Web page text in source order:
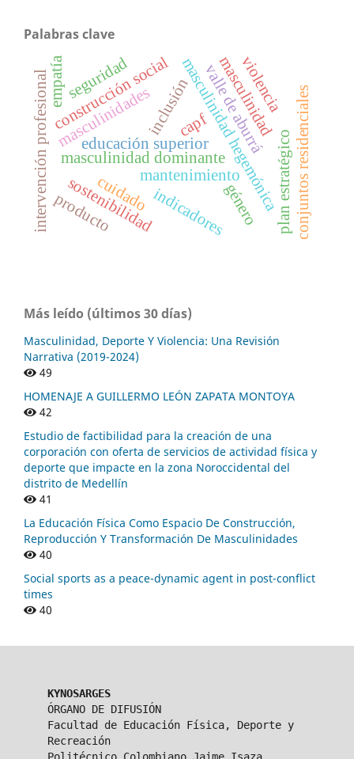
Palabras clave
educación superiormasculinidad hegemónicaplan estratégicoconjuntos residenciales
valle de aburrá
cuidadomantenimiento
masculinidades
construcción social
masculinidad dominante
sostenibilidad género
masculinidad
inclusión violencia
intervención profesional indicadores
seguridad
empatía
producto
capf
Más leído (últimos 30 días)
Masculinidad, Deporte Y Violencia: Una Revisión
Narrativa (2019-2024)
49
HOMENAJE A GUILLERMO LEÓN ZAPATA MONTOYA
42
Estudio de factibilidad para la creación de una
corporación con oferta de servicios de actividad física y
deporte que impacte en la zona Noroccidental del
distrito de Medellín
41
La Educación Física Como Espacio De Construcción,
Reproducción Y Transformación De Masculinidades
40
Social sports as a peace-dynamic agent in post-conflict
times
40
KYNOSARGES
ÓRGANO DE DIFUSIÓN
Facultad de Educación Física, Deporte y
Recreación